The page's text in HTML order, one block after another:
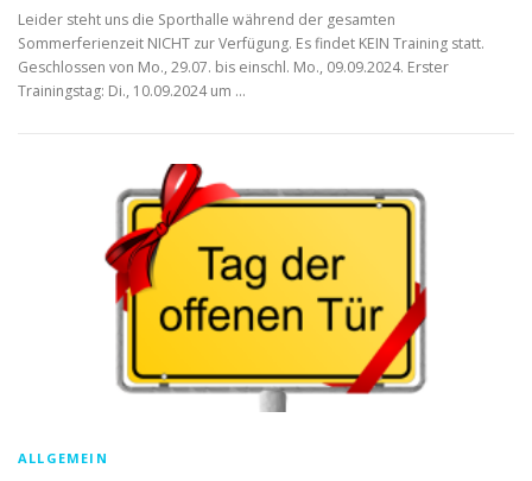
Leider steht uns die Sporthalle während der gesamten
Sommerferienzeit NICHT zur Verfügung. Es findet KEIN Training statt.
Geschlossen von Mo., 29.07. bis einschl. Mo., 09.09.2024. Erster
Trainingstag: Di., 10.09.2024 um …
ALLGEMEIN